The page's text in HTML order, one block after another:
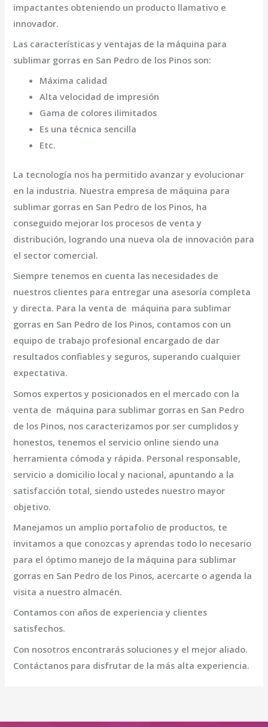
impactantes obteniendo un producto llamativo e
innovador.
Las características y ventajas de la máquina para
sublimar gorras en San Pedro de los Pinos son:
Máxima calidad
Alta velocidad de impresión
Gama de colores ilimitados
Es una técnica sencilla
Etc.
La tecnología nos ha permitido avanzar y evolucionar
en la industria. Nuestra empresa de máquina para
sublimar gorras en San Pedro de los Pinos, ha
conseguido mejorar los procesos de venta y
distribución, logrando una nueva ola de innovación para
el sector comercial.
Siempre tenemos en cuenta las necesidades de
nuestros clientes para entregar una asesoría completa
y directa. Para la venta de máquina para sublimar
gorras en San Pedro de los Pinos, contamos con un
equipo de trabajo profesional encargado de dar
resultados confiables y seguros, superando cualquier
expectativa.
Somos expertos y posicionados en el mercado con la
venta de máquina para sublimar gorras en San Pedro
de los Pinos, nos caracterizamos por ser cumplidos y
honestos, tenemos el servicio online siendo una
herramienta cómoda y rápida. Personal responsable,
servicio a domicilio local y nacional, apuntando a la
satisfacción total, siendo ustedes nuestro mayor
objetivo.
Manejamos un amplio portafolio de productos, te
invitamos a que conozcas y aprendas todo lo necesario
para el óptimo manejo de la máquina para sublimar
gorras en San Pedro de los Pinos, acercarte o agenda la
visita a nuestro almacén.
Contamos con años de experiencia y clientes
satisfechos.
Con nosotros encontrarás soluciones y el mejor aliado.
Contáctanos para disfrutar de la más alta experiencia.